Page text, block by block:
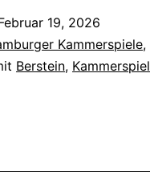
19, 2026
Kammerspiele,
Berstein, Kammerspiel